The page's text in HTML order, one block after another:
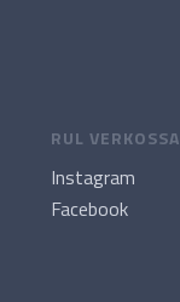
RUL VERKOSSA
Instagram
Facebook